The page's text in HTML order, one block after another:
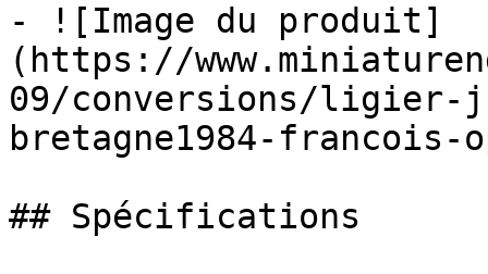
- ![Image du produit]
(https://
09/conversions/ligier-
bretagne1984-francois-
## Spécifications